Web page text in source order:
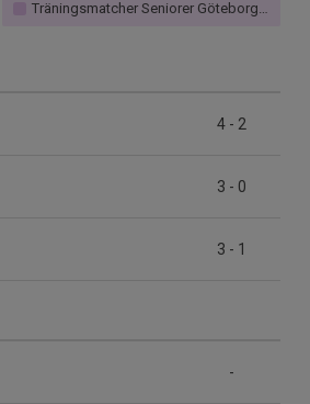
Träningsmatcher Seniorer Göteborg Dam
4 - 2
3 - 0
3 - 1
-